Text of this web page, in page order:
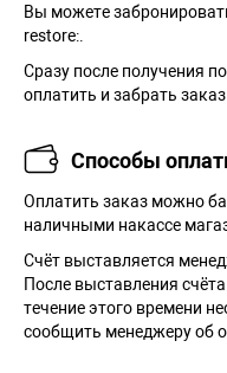
Вы можете
restore:.
Сразу после получения
оплатить и забрать
Способы
Оплатить заказ можно
наличными накассе
Cчёт выставляется
После выставления
течение этого времени
сообщить менеджеру об